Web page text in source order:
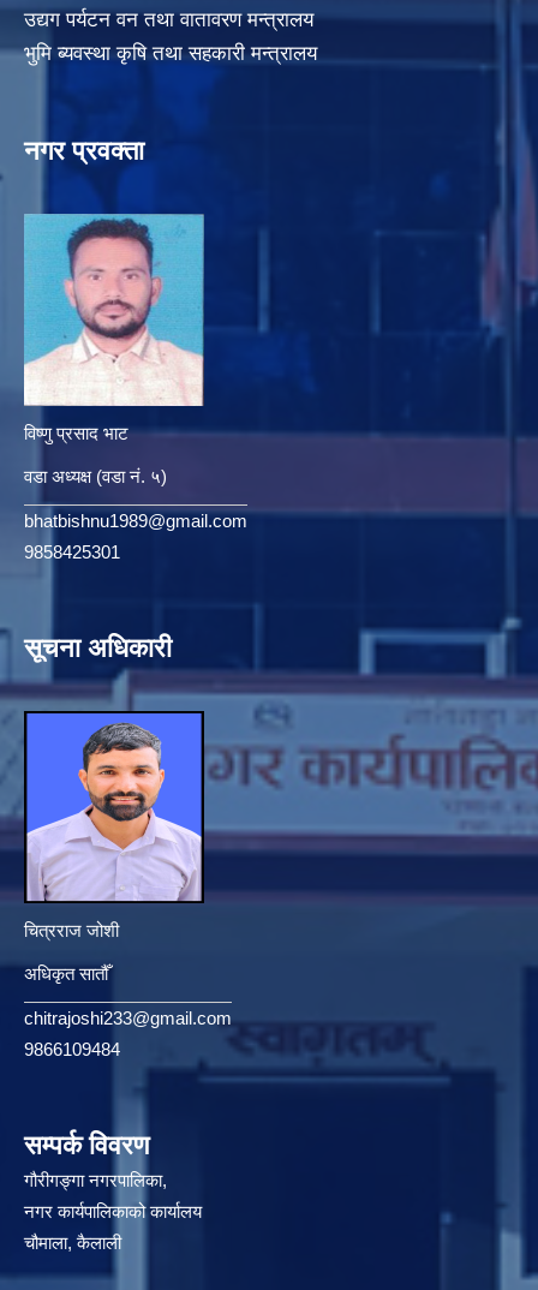
उद्यग पर्यटन वन तथा वातावरण मन्त्रालय
भुमि ब्यवस्था कृषि तथा सहकारी मन्त्रालय
नगर प्रवक्ता
विष्णु प्रसाद भाट
वडा अध्यक्ष (वडा नं. ५)
bhatbishnu1989@gmail.com
9858425301
सूचना अधिकारी
चित्रराज जोशी
अधिकृत सातौँ
chitrajoshi233@gmail.com
9866109484
सम्पर्क विवरण
गौरीगङ्गा नगरपालिका,
नगर कार्यपालिकाको कार्यालय
चौमाला, कैलाली